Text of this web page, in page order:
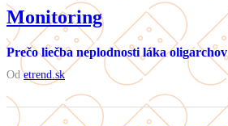
Monitoring
Prečo liečba neplodnosti láka oligarchov
Odetrend.sk